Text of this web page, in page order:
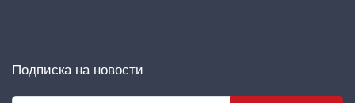
Подписка на новости